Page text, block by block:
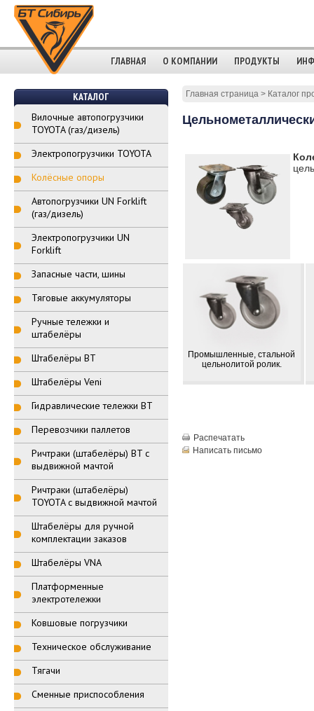
ГЛАВНАЯ О КОМПАНИИ ПРОДУКТЫ
КАТАЛОГ
Вилочные автопогрузчики
TOYOTA (газ/дизель)
Электропогрузчики TOYOTA
Колёсные опоры
Автопогрузчики UN Forklift
(газ/дизель)
Электропогрузчики UN
Forklift
Запасные части, шины
Тяговые аккумуляторы
Ручные тележки и
штабелёры
Штабелёры BT
Штабелёры Veni
Гидравлические тележки BT
Перевозчики паллетов
Ричтраки (штабелёры) BT с
выдвижной мачтой
Ричтраки (штабелёры)
TOYOTA с выдвижной мачтой
Штабелёры для ручной
комплектации заказов
Штабелёры VNA
Платформенные
электротележки
Ковшовые погрузчики
Техническое обслуживание
Тягачи
Сменные приспособления
Главная страница> Каталог
Промышленные, стальной
цельнолитой ролик.
Распечатать
Написать письмо